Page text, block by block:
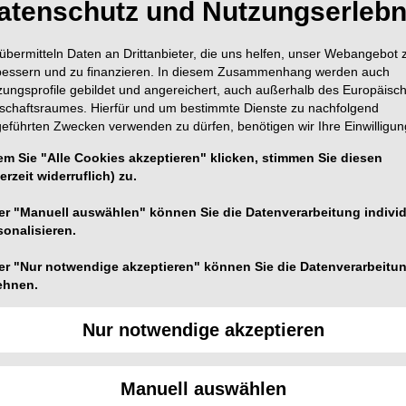
- 15.10.2022
2022
2022 in München, Deutschland, statt.
und
Daten an Drittanbieter, die uns helfen, unser Webangebot
und zu finanzieren. In diesem Zusammenhang werden auch
gebildet und angereichert, auch außerhalb des
Hierfür und um bestimmte Dienste zu nachfolgend
Zwecken verwenden zu dürfen, benötigen wir Ihre
Sie "Alle Cookies akzeptieren" klicken, stimmen Sie diesen
widerruflich) zu.
"Manuell auswählen" können Sie die Datenverarbeitung
"Nur notwendige akzeptieren" können Sie die
Nur notwendige akzeptieren
Manuell auswählen